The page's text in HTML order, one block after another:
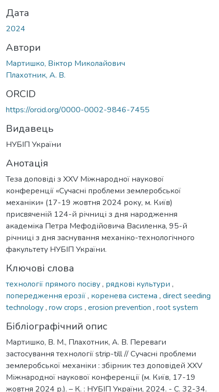
Дата
2024
Автори
Мартишко, Віктор Миколайович
Плахотник, А. В.
ORCID
https://orcid.org/0000-0002-9846-7455
Видавець
НУБІП України
Анотація
Теза доповіді з XXV Міжнародної наукової
конференції «Сучасні проблеми землеробської
механіки» (17-19 жовтня 2024 року, м. Київ)
присвяченій 124-й річниці з дня народження
академіка Петра Мефодійовича Василенка, 95-й
річниці з дня заснування механіко-технологічного
факультету НУБІП України.
Ключові слова
технології прямого посіву, рядкові культури ,
попередження ерозії, коренева система , direct seeding
technology, row crops , erosion prevention , root system
Бібліографічний опис
Мартишко, В. М., Плахотник, А. В. Переваги
застосування технології strip-till // Сучасні проблеми
землеробської механіки : збірник тез доповідей XXV
Міжнародної наукової конференції (м. Київ, 17-19
жовтня 2024 р.). – К. : НУБІП України, 2024. - С. 32-34.